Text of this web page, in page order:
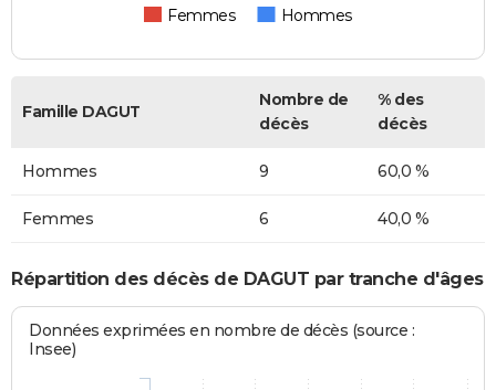
Femmes Hommes
Famille DAGUT
Nombre de
décès
% des
décès
Hommes 9 60,0 %
Femmes 6 40,0 %
Répartition des décès de DAGUT par tranche d'âges
Données exprimées en nombre de décès (source :
Insee)